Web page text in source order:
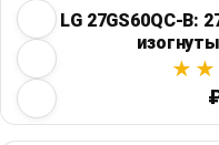
LG 27GS60QC-B: